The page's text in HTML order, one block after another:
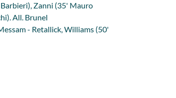
Zanni (35' Mauro
All. Brunel
- Retallick, Williams (50'